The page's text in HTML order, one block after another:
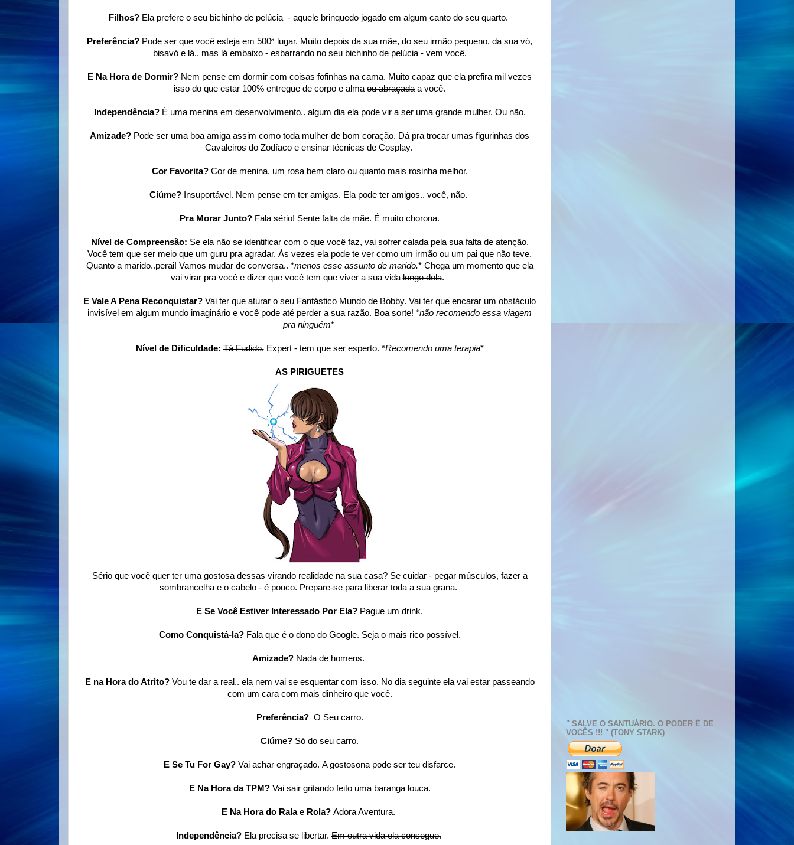
Filhos? Ela prefere o seu bichinho de pelúcia - aquele brinquedo jogado em algum canto do seu quarto.
Preferência? Pode ser que você esteja em 500ª lugar. Muito depois da sua mãe, do seu irmão pequeno, da sua vó,
bisavó e lá.. mas lá embaixo - esbarrando no seu bichinho de pelúcia - vem você.
E Na Hora de Dormir? Nem pense em dormir com coisas fofinhas na cama. Muito capaz que ela prefira mil vezes
isso do que estar 100% entregue de corpo e almaou abraçadaa você.
Independência? É uma menina em desenvolvimento.. algum dia ela pode vir a ser uma grande mulher.Ou não.
Amizade? Pode ser uma boa amiga assim como toda mulher de bom coração. Dá pra trocar umas figurinhas dos
Cavaleiros do Zodíaco e ensinar técnicas de Cosplay.
Cor Favorita? Cor de menina, um rosa bem claroou quanto mais rosinha melhor.
Ciúme? Insuportável. Nem pense em ter amigas. Ela pode ter amigos.. você, não.
Pra Morar Junto? Fala sério! Sente falta da mãe. É muito chorona.
Nível de Compreensão: Se ela não se identificar com o que você faz, vai sofrer calada pela sua falta de atenção.
Você tem que ser meio que um guru pra agradar. Às vezes ela pode te ver como um irmão ou um pai que não teve.
Quanto a marido..perai! Vamos mudar de conversa.. *menos esse assunto de marido.* Chega um momento que ela
vai virar pra você e dizer que você tem que viver a sua vidalonge dela.
E Vale A Pena Reconquistar? Vai ter que aturar o seu Fantástico Mundo de Bobby. Vai ter que encarar um obstáculo
invisível em algum mundo imaginário e você pode até perder a sua razão. Boa sorte! *não recomendo essa viagem
pra ninguém*
Nível de Dificuldade:Tá Fudido.Expert - tem que ser esperto. *Recomendo uma terapia*
AS PIRIGUETES
Sério que você quer ter uma gostosa dessas virando realidade na sua casa? Se cuidar - pegar músculos, fazer a
sombrancelha e o cabelo - é pouco. Prepare-se para liberar toda a sua grana.
E Se Você Estiver Interessado Por Ela? Pague um drink.
Como Conquistá-la? Fala que é o dono do Google. Seja o mais rico possível.
Amizade? Nada de homens.
E na Hora do Atrito? Vou te dar a real.. ela nem vai se esquentar com isso. No dia seguinte ela vai estar passeando
com um cara com mais dinheiro que você.
Preferência? O Seu carro.
Ciúme? Só do seu carro.
E Se Tu For Gay? Vai achar engraçado. A gostosona pode ser teu disfarce.
E Na Hora da TPM? Vai sair gritando feito uma baranga louca.
E Na Hora do Rala e Rola? Adora Aventura.
Independência? Ela precisa se libertar.Em outra vida ela consegue.
" SALVE O SANTUÁRIO. O PODER É DE
VOCÊS !!! " (TONY STARK)